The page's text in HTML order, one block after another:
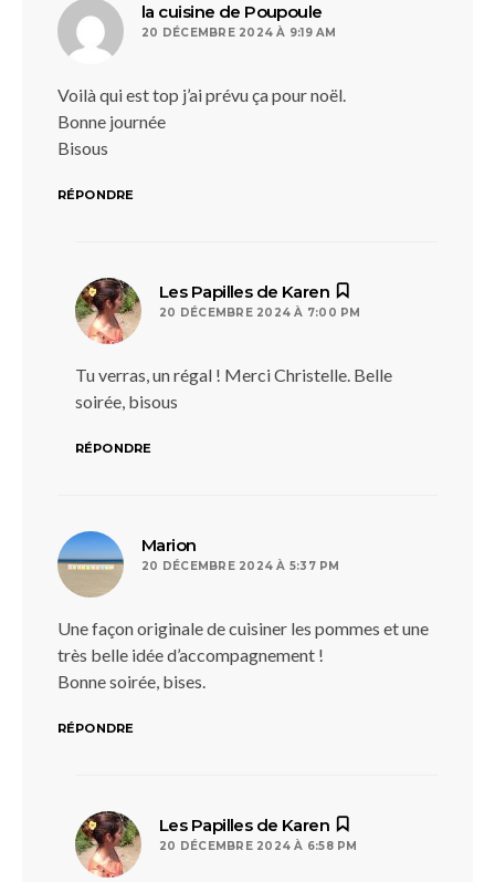
la cuisine de Poupoule
20 DÉCEMBRE 2024 À 9:19 AM
Voilà qui est top j’ai prévu ça pour noël.
Bonne journée
Bisous
RÉPONDRE
Les Papilles de Karen
20 DÉCEMBRE 2024 À 7:00 PM
Tu verras, un régal ! Merci Christelle. Belle
soirée, bisous
RÉPONDRE
Marion
20 DÉCEMBRE 2024 À 5:37 PM
Une façon originale de cuisiner les pommes et une
très belle idée d’accompagnement !
Bonne soirée, bises.
RÉPONDRE
Les Papilles de Karen
20 DÉCEMBRE 2024 À 6:58 PM